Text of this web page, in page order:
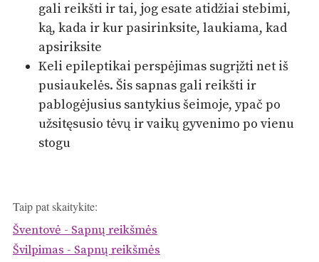
gali reikšti ir tai, jog esate atidžiai stebimi,
ką, kada ir kur pasirinksite, laukiama, kad
apsiriksite
Keli epileptikai perspėjimas sugrįžti net iš
pusiaukelės. Šis sapnas gali reikšti ir
pablogėjusius santykius šeimoje, ypač po
užsitęsusio tėvų ir vaikų gyvenimo po vienu
stogu
Taip pat skaitykite:
Šventovė - Sapnų reikšmės
Švilpimas - Sapnų reikšmės